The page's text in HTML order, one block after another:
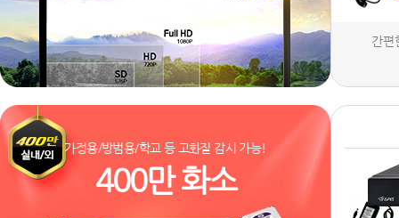
간편
가정용/방범용/학교 등 고화질 감시 가능!
400만 화소